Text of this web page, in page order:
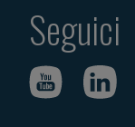
Seguici